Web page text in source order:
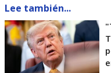
Lee también...